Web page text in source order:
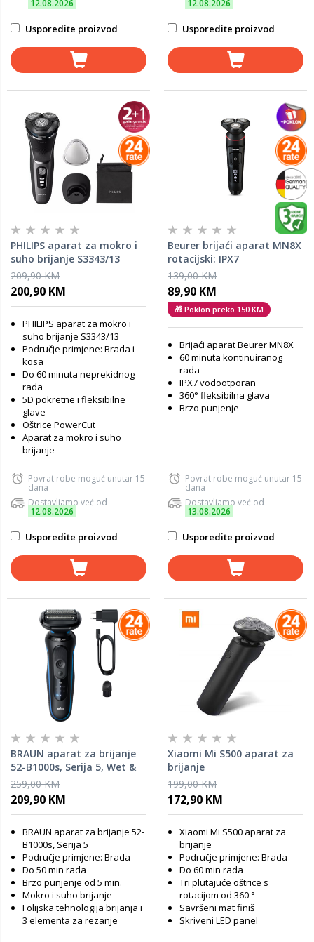
12.08.2026
Usporedite proizvod
12.08.2026
Usporedite proizvod
PHILIPS aparat za mokro i
suho brijanje S3343/13
209,90 KM
200,90 KM
PHILIPS aparat za mokro i
suho brijanje S3343/13
Područje primjene: Brada i
kosa
Do 60 minuta neprekidnog
rada
5D pokretne i fleksibilne
glave
Oštrice PowerCut
Aparat za mokro i suho
brijanje
Povrat robe moguć unutar 15
dana
Dostavljamo već od
12.08.2026
Usporedite proizvod
Beurer brijaći aparat MN8X
rotacijski: IPX7
vodootporan, do 60. min
rada
139,00 KM
89,90 KM
🎁 Poklon preko 150 KM
Brijaći aparat Beurer MN8X
60 minuta kontinuiranog
rada
IPX7 vodootporan
360° fleksibilna glava
Brzo punjenje
Povrat robe moguć unutar 15
dana
Dostavljamo već od
13.08.2026
Usporedite proizvod
BRAUN aparat za brijanje
52-B1000s, Serija 5, Wet &
Dry, plavi
259,00 KM
209,90 KM
BRAUN aparat za brijanje 52-
B1000s, Serija 5
Područje primjene: Brada
Do 50 min rada
Brzo punjenje od 5 min.
Mokro i suho brijanje
Folijska tehnologija brijanja i
3 elementa za rezanje
Xiaomi Mi S500 aparat za
brijanje
199,00 KM
172,90 KM
Xiaomi Mi S500 aparat za
brijanje
Područje primjene: Brada
Do 60 min rada
Tri plutajuće oštrice s
rotacijom od 360 °
Savršeni mat finiš
Skriveni LED panel